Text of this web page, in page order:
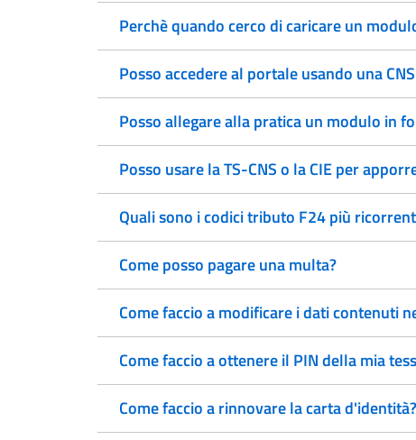
Perchè quando cerco di caricare un
Posso accedere al portale usando una
Posso allegare alla pratica un modulo in
Posso usare la TS-CNS o la CIE per
Quali sono i codici tributo F24 più
Come posso pagare una multa?
Come faccio a modificare i dati contenuti
Come faccio a ottenere il PIN della mia
Come faccio a rinnovare la carta d'identità?